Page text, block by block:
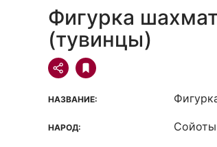
Фигурка
(тувинцы)
НАЗВАНИЕ:
НАРОД: